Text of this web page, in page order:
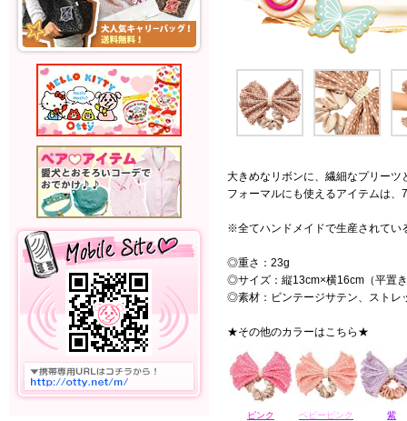
大きめなリボンに、繊細なプリー
フォーマルにも使えるアイテムは
※全てハンドメイドで生産されてい
◎重さ：23g
◎サイズ：縦13cm×横16cm（平置
◎素材：ビンテージサテン、ストレ
★その他のカラーはこちら★
ピンク ベビーピンク 紫